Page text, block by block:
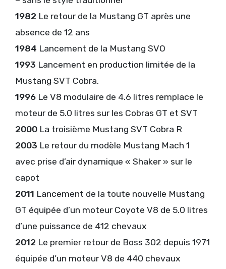
1982 Le retour de la Mustang GT après une
absence de 12 ans
1984 Lancement de la Mustang SVO
1993 Lancement en production limitée de la
Mustang SVT Cobra.
1996 Le V8 modulaire de 4.6 litres remplace le
moteur de 5.0 litres sur les Cobras GT et SVT
2000 La troisième Mustang SVT Cobra R
2003 Le retour du modèle Mustang Mach 1
avec prise d’air dynamique « Shaker » sur le
capot
2011 Lancement de la toute nouvelle Mustang
GT équipée d’un moteur Coyote V8 de 5.0 litres
d’une puissance de 412 chevaux
2012 Le premier retour de Boss 302 depuis 1971
équipée d’un moteur V8 de 440 chevaux